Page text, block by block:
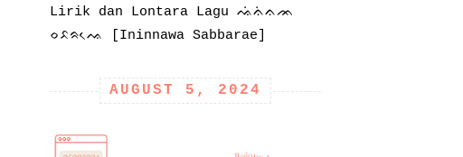
Lirik dan Lontara Lagu ᨕᨗᨊᨗᨊᨏ
ᨔᨅᨑᨕᨙ [Ininnawa Sabbarae]
AUGUST 5, 2024